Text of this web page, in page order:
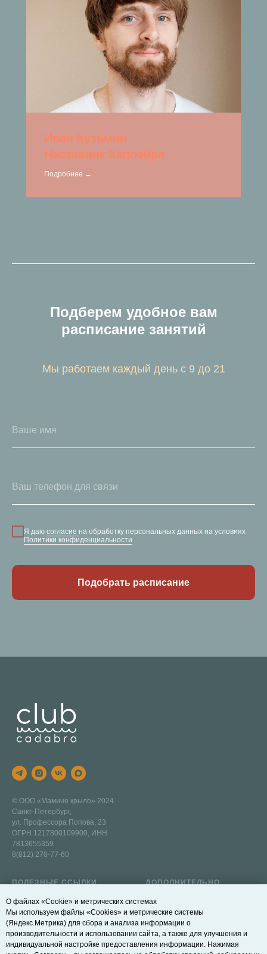
Иван Кузьмин
Наставник Капоэйра
Подробнее →
Подберем удобное вам
расписание занятий
Мы работаем каждый день с 9 до 21
Я даю согласие на обработку персональных данных на условиях
Политики конфиденциальности
Подобрать расписание
© ООО «Мамино крыло» 2024
Санкт-Петербург,
ул. Профессора Попова, 23
ОГРН 1217800109900, ИНН
7813655359
8(812) 270-77-60
ПОЛЕЗНЫЕ ССЫЛКИ
Наш бассейн
Записаться на пробное
занятие
Блог
ДОПОЛНИТЕЛЬНО
Договор оферты
Правила действия и возврата
абонементов
Политика конфиденциальности
О файлах «Cookie» и метрических системах
Мы используем файлы «Cookies» и метрические системы
(Яндекс.Метрика) для сбора и анализа информации о
производительности и использовании сайта, а также для улучшения и
индивидуальной настройке предоставления информации. Нажимая